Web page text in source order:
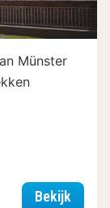
Münster
Bekijk